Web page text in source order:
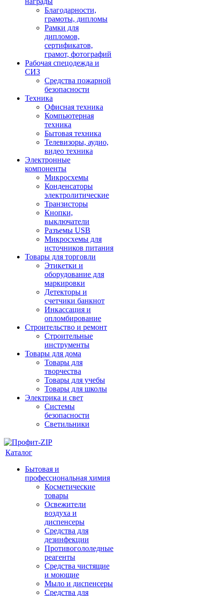
Благодарности,
грамоты, дипломы
Рамки для
дипломов,
сертификатов,
грамот, фотографий
Рабочая спецодежда и
СИЗ
Средства пожарной
безопасности
Техника
Офисная техника
Компьютерная
техника
Бытовая техника
Телевизоры, аудио,
видео техника
Электронные
компоненты
Микросхемы
Конденсаторы
электролитические
Транзисторы
Кнопки,
выключатели
Разъемы USB
Микросхемы для
источников питания
Товары для торговли
Этикетки и
оборудование для
маркировки
Детекторы и
счетчики банкнот
Инкассация и
опломбирование
Строительство и ремонт
Строительные
инструменты
Товары для дома
Товары для
творчества
Товары для учебы
Товары для школы
Электрика и свет
Системы
безопасности
Светильники
Каталог
Бытовая и
профессиональная химия
Косметические
товары
Освежители
воздуха и
диспенсеры
Средства для
дезинфекции
Противогололедные
реагенты
Средства чистящие
и моющие
Мыло и диспенсеры
Средства для